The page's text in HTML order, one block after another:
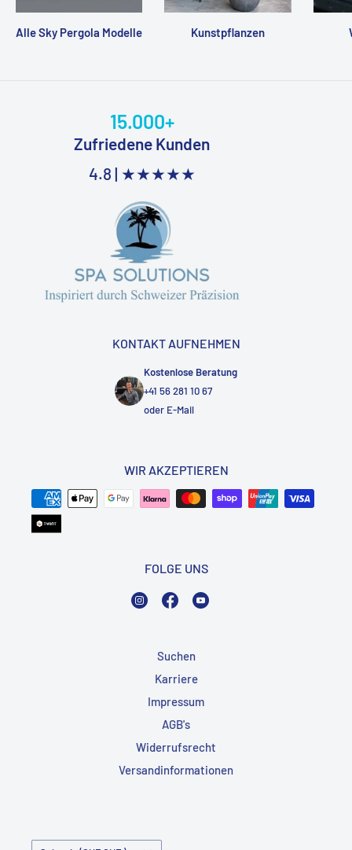
Alle Sky Pergola Modelle Kunstpflanzen
15.000+
Zufriedene Kunden
4.8 | ★★★★★
KONTAKT AUFNEHMEN
Kostenlose Beratung
+41 56 281 10 67
oder E-Mail
WIR AKZEPTIEREN
FOLGE UNS
InstagramFacebook
Suchen
Karriere
Impressum
AGB's
Widerrufsrecht
Versandinformationen